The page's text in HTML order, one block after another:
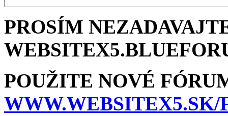
PROSÍM
POUŽITE NOVÉ
WWW.WEBSITEX5­.SK/